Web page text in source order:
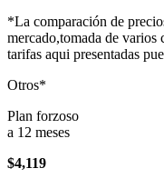
*La comparación de
mercado,tomada de varios
tarifas aqui presentadas
Otros*
Plan forzoso
a 12 meses
$4,119